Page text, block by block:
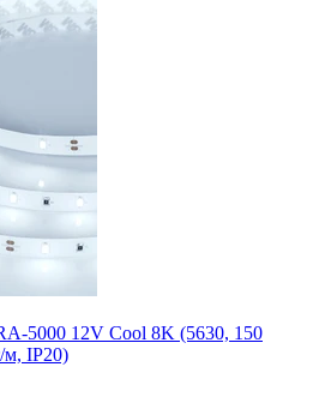
5000 12V Cool 8K (5630, 150
IP20)